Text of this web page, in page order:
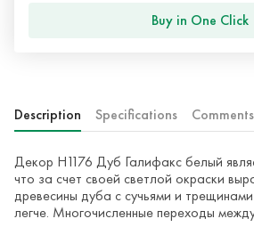
Buy in One Click
Description Specifications Comments
Декор H1176 Дуб Галифакс белый
что за счет своей светлой окраски
древесины дуба с сучьями и
легче. Многочисленные переходы